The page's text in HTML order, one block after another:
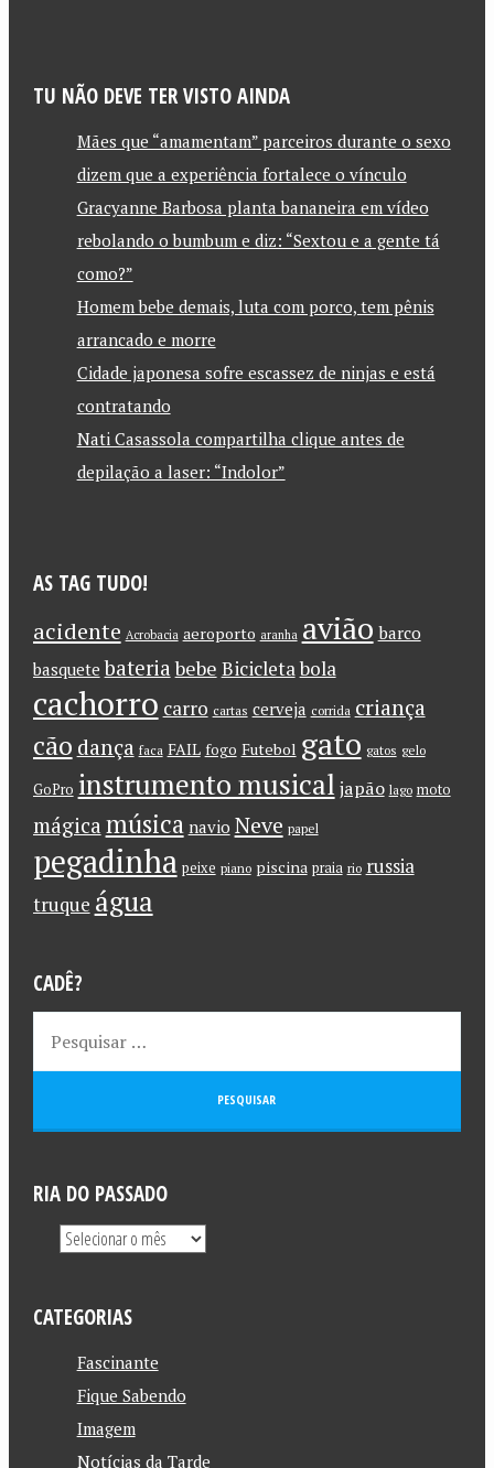
TU NÃO DEVE TER VISTO AINDA
Mães que “amamentam” parceiros durante o sexo
dizem que a experiência fortalece o vínculo
Gracyanne Barbosa planta bananeira em vídeo
rebolando o bumbum e diz: “Sextou e a gente tá
como?”
Homem bebe demais, luta com porco, tem pênis
arrancado e morre
Cidade japonesa sofre escassez de ninjas e está
contratando
Nati Casassola compartilha clique antes de
depilação a laser: “Indolor”
AS TAG TUDO!
acidente Acrobacia aeroporto aranha avião barco
basquete bateriabebe Bicicletabola
cachorro carro cartas cerveja corrida criança
cão dança faca FAIL fogo Futebol gato gatos gelo
GoPro instrumento musical japão lago moto
mágica música navio Neve papel
pegadinha peixe piano piscina praia rio russia
truque água
CADÊ?
RIA DO PASSADO
CATEGORIAS
Fascinante
Fique Sabendo
Imagem
Notícias da Tarde